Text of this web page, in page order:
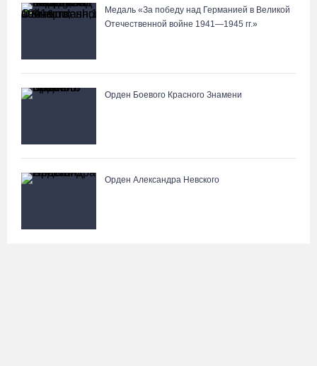
Медаль «За победу над Германией в Великой
Отечественной войне 1941—1945 гг.»
Орден Боевого Красного Знамени
Орден Александра Невского